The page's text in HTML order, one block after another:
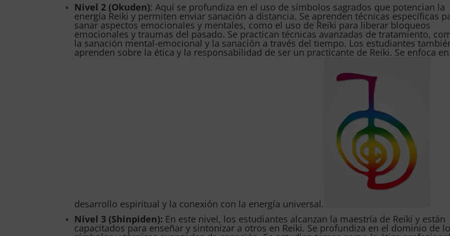
Nivel 2 (Okuden): Aquí se profundiza en el uso de símbolos sagrados que potencian la
energía Reiki y permiten enviar sanación a distancia. Se aprenden técnicas específicas
sanar aspectos emocionales y mentales, como el uso de Reiki para liberar bloqueos
emocionales y traumas del pasado. Se practican técnicas avanzadas de tratamiento,
la sanación mental-emocional y la sanación a través del tiempo. Los estudiantes
aprenden sobre la ética y la responsabilidad de ser un practicante de Reiki. Se enfoca
desarrollo espiritual y la conexión con la energía universal.
Nivel 3 (Shinpiden): En este nivel, los estudiantes alcanzan la maestría de Reiki y están
capacitados para enseñar y sintonizar a otros en Reiki. Se profundiza en el dominio de